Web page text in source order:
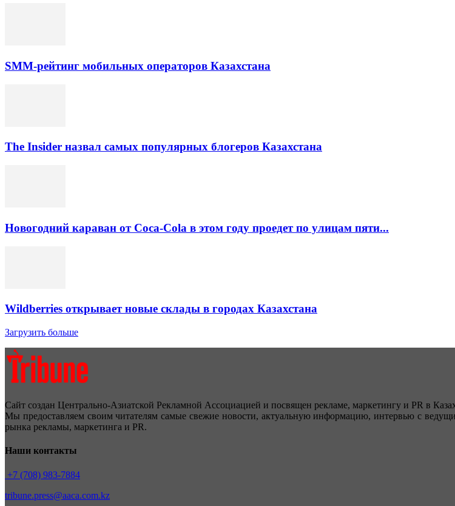
SMM-рейтинг мобильных операторов Казахстана
The Insider назвал самых популярных блогеров Казахстана
Новогодний караван от Coca-Cola в этом году проедет по улицам пяти...
Wildberries открывает новые склады в городах Казахстана
Загрузить больше
Сайт создан Центрально-Азиатской Рекламной Ассоциацией и посвящен рекламе, маркетингу и PR в
Мы предоставляем своим читателям самые свежие новости, актуальную информацию, интервью с
рынка рекламы, маркетинга и PR.
Наши контакты
+7 (708) 983-7884
tribune.press@aaca.com.kz